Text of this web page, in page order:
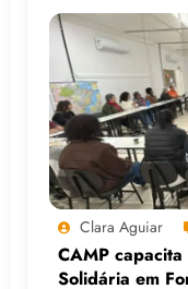
Clara Aguiar
CAMP
Solidária em